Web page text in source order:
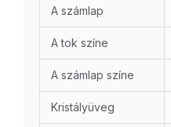
A számlap
A tok színe
A számlap színe
Kristályüveg